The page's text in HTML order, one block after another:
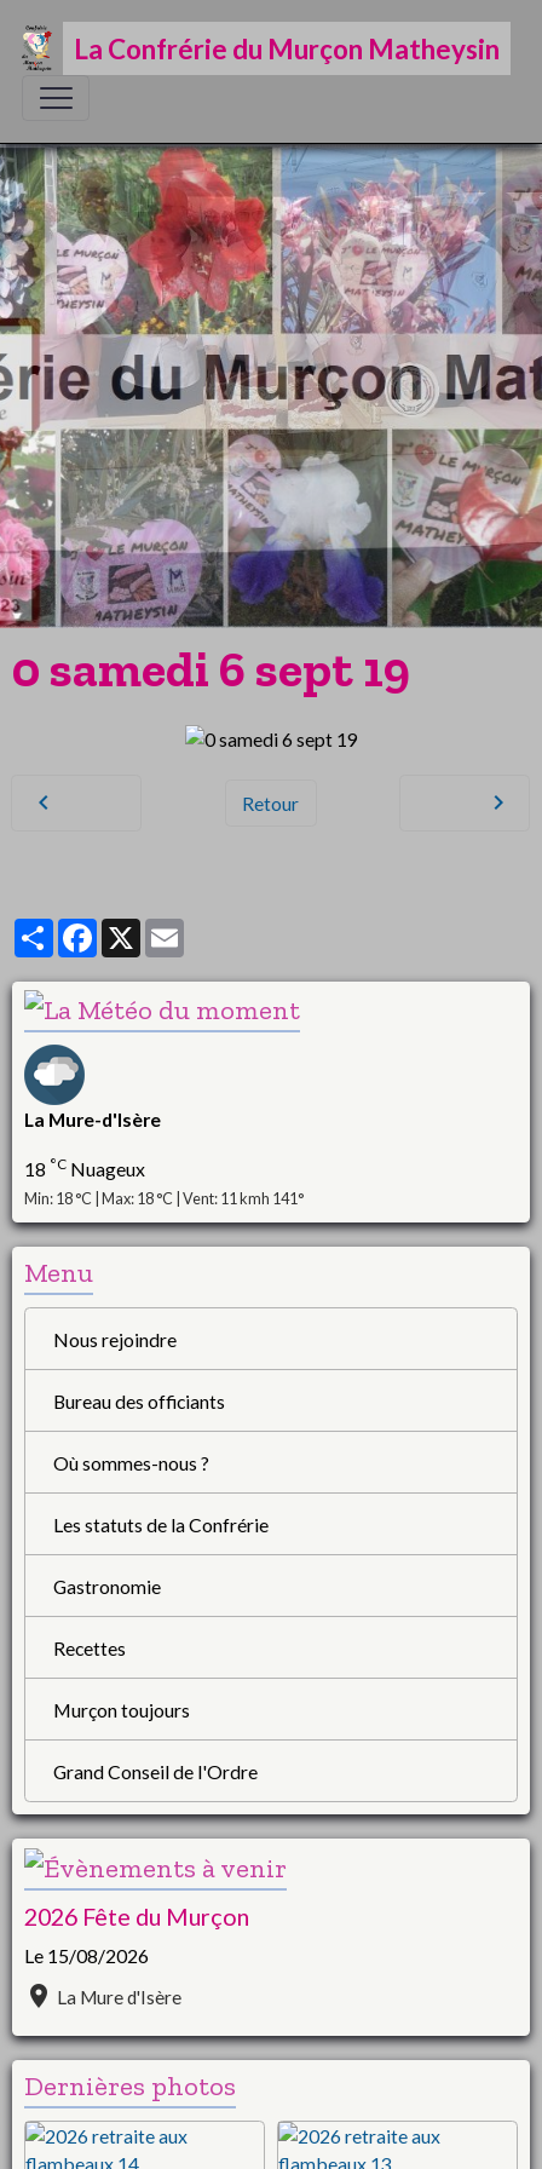
La Confrérie du Murçon Matheysin
0 samedi 6 sept 19
Retour
PartagerFacebook
X
La Mure-d'Isère
18 °C Nuageux
Min: 18 °C | Max: 18 °C | Vent: 11 kmh 141°
Menu
Nous rejoindre
Bureau des officiants
Où sommes-nous ?
Les statuts de la Confrérie
Gastronomie
Recettes
Murçon toujours
Grand Conseil de l'Ordre
2026 Fête du Murçon
Le 15/08/2026
La Mure d'Isère
Dernières photos